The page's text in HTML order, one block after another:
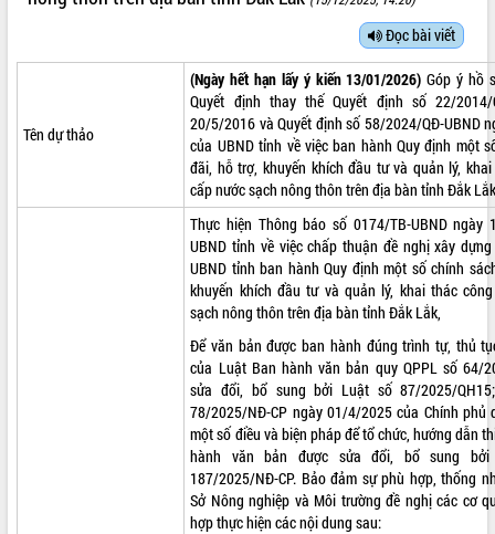
UBND CÁC XÃ, PHƯỜNG
VĂN BẢN HĐND TỈNH
Đọc bài viết
Tên dự thảo
(Ngày hết hạn lấy ý kiến 13/01/2026)Góp ý hồ
Quyết định thay thế Quyết định số 22/2014/
20/5/2016 và Quyết định số 58/2024/QĐ-UBND
của UBND tỉnh về việc ban hành Quy định một
đãi, hỗ trợ, khuyến khích đầu tư và quản lý,
cấp nước sạch nông thôn trên địa bàn tỉnh Đắk
Thực hiện Thông báo số 0174/TB-UBND ngày
UBND tỉnh về việc chấp thuận đề nghị xây
UBND tỉnh ban hành Quy định một số chính
khuyến khích đầu tư và quản lý, khai thác
sạch nông thôn trên địa bàn tỉnh Đắk Lắk,
Để văn bản được ban hành đúng trình tự, thủ
của Luật Ban hành văn bản quy QPPL số 64/
sửa đổi, bổ sung bởi Luật số 87/2025/
78/2025/NĐ-CP ngày 01/4/2025 của Chính phủ
một số điều và biện pháp để tổ chức, hướng dẫn
hành văn bản được sửa đổi, bổ sung
187/2025/NĐ-CP. Bảo đảm sự phù hợp, thống
Sở Nông nghiệp và Môi trường đề nghị các cơ
hợp thực hiện các nội dung sau: